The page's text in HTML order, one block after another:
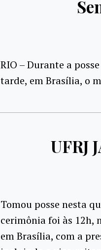
RIO – Durante a
tarde, em Brasília, o
UFRJ
Tomou posse nesta
cerimônia foi às 12h,
em Brasília, com a